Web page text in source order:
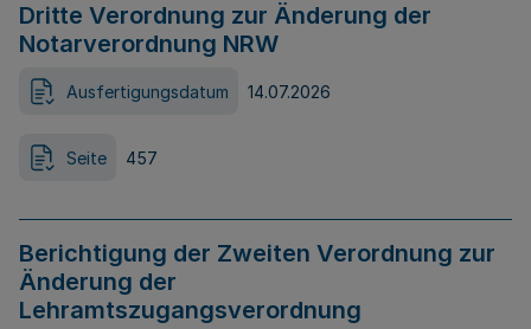
Dritte Verordnung zur Änderung der
Notarverordnung NRW
Ausfertigungsdatum 14.07.2026
Seite 457
Berichtigung der Zweiten Verordnung zur
Änderung der
Lehramtszugangsverordnung